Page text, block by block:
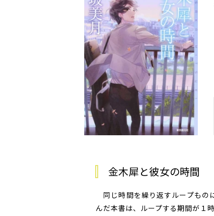
金木犀と彼女の時間
同じ時間を繰り返すループもの
んだ本書は、ループする期間が１